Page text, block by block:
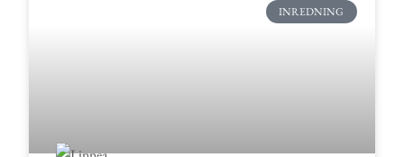
INREDNING